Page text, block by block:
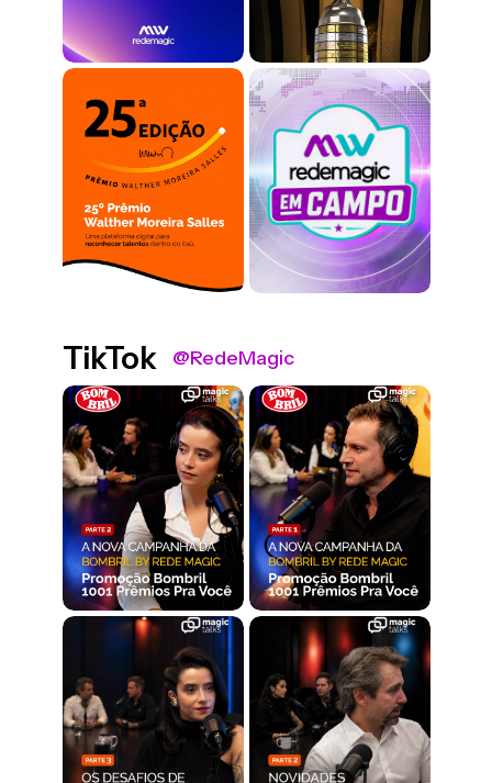
TikTok @RedeMagic